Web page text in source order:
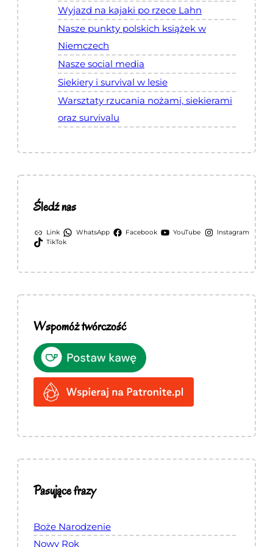
Wyjazd na kajaki po rzece Lahn
Nasze punkty polskich książek w
Niemczech
Nasze social media
Siekiery i survival w lesie
Warsztaty rzucania nożami, siekierami
oraz survivalu
Śledź nas
Link WhatsApp Facebook YouTube
Instagram
TikTok
Wspomóż twórczość
Pasujące frazy
Boże Narodzenie
Nowy Rok